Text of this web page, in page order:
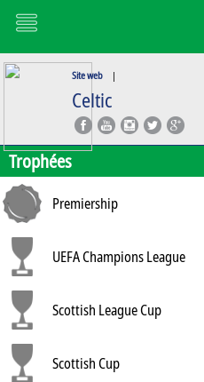
Site web |
Celtic
Trophées
Premiership
UEFA Champions League
Scottish League Cup
Scottish Cup